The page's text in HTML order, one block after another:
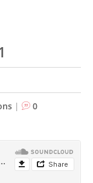
|
0